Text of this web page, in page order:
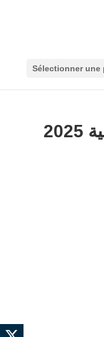
Sélectionner une